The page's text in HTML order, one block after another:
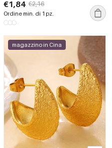
impermeabili, per tutti i giorni
€1,84 €2,16
Ordine min. di 1 pz.
magazzino in Cina